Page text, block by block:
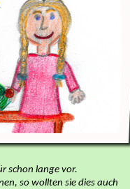
schon lange vor.
so wollten sie dies auch